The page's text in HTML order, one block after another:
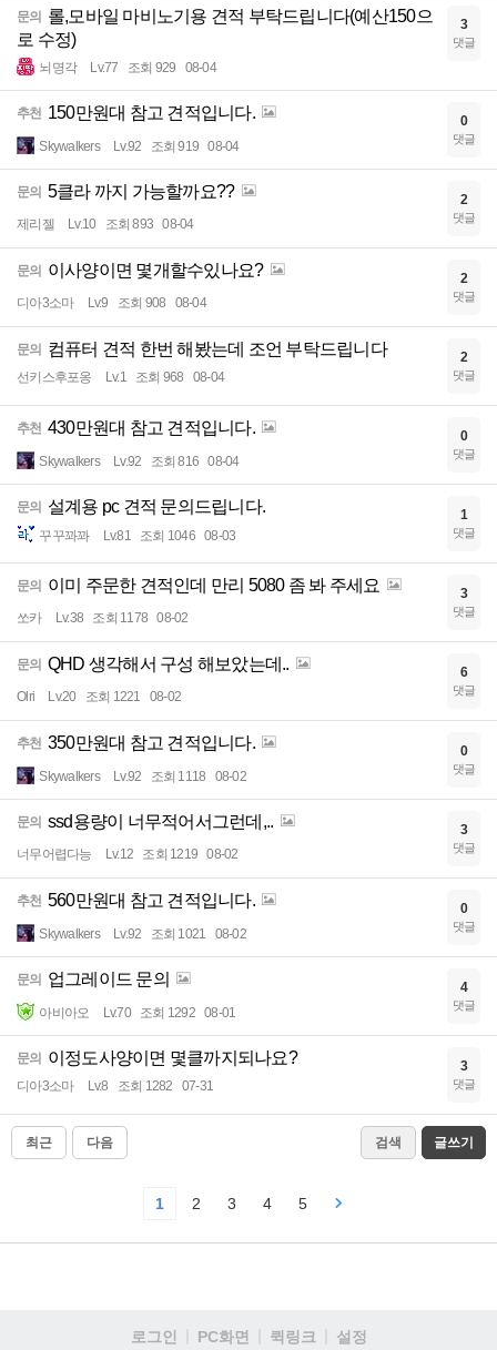
문의 롤,모바일 마비노기용 견적 부탁드립니다(예산150으
로 수정)
뇌명각 Lv.77 조회 929 08-04
3
댓글
추천 150만원대 참고 견적입니다.
Skywalkers Lv.92 조회 919 08-04
0
댓글
문의 5클라 까지 가능할까요??
제리젤 Lv.10 조회 893 08-04
2
댓글
문의 이사양이면 몇개할수있나요?
디아3소마 Lv.9 조회 908 08-04
2
댓글
문의 컴퓨터 견적 한번 해봤는데 조언 부탁드립니다
선키스후포옹 Lv.1 조회 968 08-04
2
댓글
추천 430만원대 참고 견적입니다.
Skywalkers Lv.92 조회 816 08-04
0
댓글
문의 설계용 pc 견적 문의드립니다.
꾸꾸꽈꽈 Lv.81 조회 1046 08-03
1
댓글
문의 이미 주문한 견적인데 만리 5080 좀 봐 주세요
쏘카 Lv.38 조회 1178 08-02
3
댓글
문의 QHD 생각해서 구성 해보았는데..
Olri Lv.20 조회 1221 08-02
6
댓글
추천 350만원대 참고 견적입니다.
Skywalkers Lv.92 조회 1118 08-02
0
댓글
문의 ssd용량이 너무적어서그런데,..
너무어렵다능 Lv.12 조회 1219 08-02
3
댓글
추천 560만원대 참고 견적입니다.
Skywalkers Lv.92 조회 1021 08-02
0
댓글
문의 업그레이드 문의
아비아오 Lv.70 조회 1292 08-01
4
댓글
문의 이정도사양이면 몇클까지되나요?
디아3소마 Lv.8 조회 1282 07-31
3
댓글
최근 다음 검색 글쓰기
1 2 3 4 5
로그인 PC화면 퀵링크 설정